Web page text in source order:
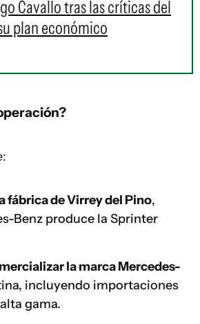
Cavallo tras las críticas del
plan económico
fábrica de Virrey del Pino,
Benz produce la Sprinter
la marca Mercedes-
incluyendo importaciones
gama.